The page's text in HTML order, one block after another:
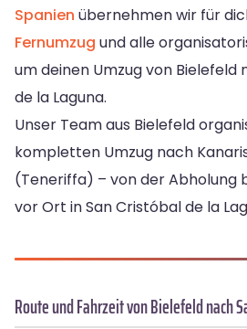
Spanien übernehmen wir für
Fernumzug und alle
um deinen Umzug von Bielefeld
de la Laguna.
Unser Team aus Bielefeld
kompletten Umzug nach
(Teneriffa) – von der Abholung
vor Ort in San Cristóbal de la
Route und Fahrzeit von Bielefeld nach